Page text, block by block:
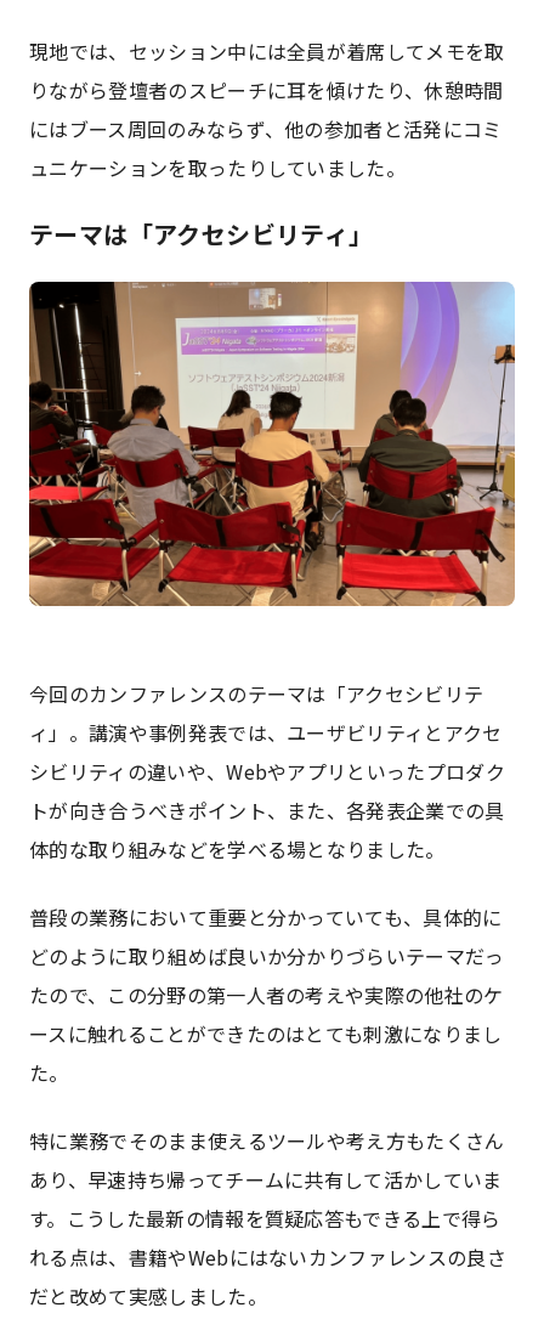
現地では、セッション中には全員が着席してメモを取
りながら登壇者のスピーチに耳を傾けたり、休憩時間
にはブース周回のみならず、他の参加者と活発にコミ
ュニケーションを取ったりしていました。
テーマは「アクセシビリティ」
今回のカンファレンスのテーマは「アクセシビリテ
ィ」。講演や事例発表では、ユーザビリティとアクセ
シビリティの違いや、Webやアプリといったプロダク
トが向き合うべきポイント、また、各発表企業での具
体的な取り組みなどを学べる場となりました。
普段の業務において重要と分かっていても、具体的に
どのように取り組めば良いか分かりづらいテーマだっ
たので、この分野の第一人者の考えや実際の他社のケ
ースに触れることができたのはとても刺激になりまし
た。
特に業務でそのまま使えるツールや考え方もたくさん
あり、早速持ち帰ってチームに共有して活かしていま
す。こうした最新の情報を質疑応答もできる上で得ら
れる点は、書籍やWebにはないカンファレンスの良さ
だと改めて実感しました。